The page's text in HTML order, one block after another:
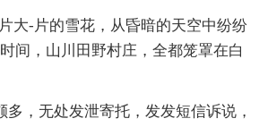
大-片的雪花，从昏暗的天空中纷纷
间，山川田野村庄，全都笼罩在白
多，无处发泄寄托，发发短信诉说，